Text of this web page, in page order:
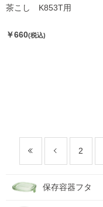
茶こし K853T用
￥660(税込)
2
保存容器フタ